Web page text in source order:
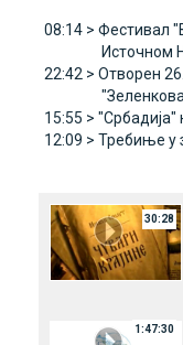
08:14 > Фестивал
Источном
22:42 > Отворен
15:55 > "Србадија"
12:09 > Требиње у
30:28
1:47:30